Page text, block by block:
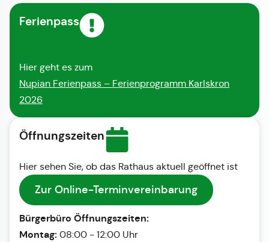
Ferienpass
Hier geht es zum
Nupian Ferienpass – Ferienprogramm Karlskron
2026
Öffnungszeiten
Hier sehen Sie, ob das Rathaus aktuell geöffnet ist
Zur Online-Terminvereinbarung
Bürgerbüro Öffnungszeiten:
Montag: 08:00 - 12:00 Uhr